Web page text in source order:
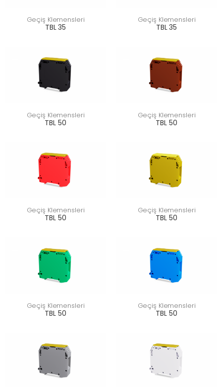
Geçiş Klemensleri
TBL 35
Geçiş Klemensleri
TBL 35
Geçiş Klemensleri
TBL 50
Geçiş Klemensleri
TBL 50
Geçiş Klemensleri
TBL 50
Geçiş Klemensleri
TBL 50
Geçiş Klemensleri
TBL 50
Geçiş Klemensleri
TBL 50